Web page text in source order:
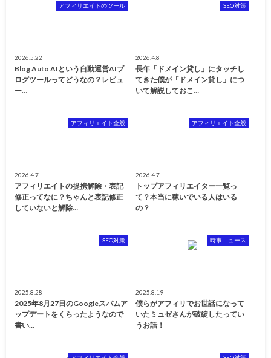
アフィリエイトのツール
2026.5.22
Blog Auto AIという自動運営AIブ
ログツールってどうなの？レビュ
ー…
SEO対策
2026.4.8
長年「ドメイン貸し」にタッチし
てきた僕が「ドメイン貸し」につ
いて解説しておこ…
アフィリエイト全般
2026.4.7
アフィリエイトの提携解除・表記
修正ってなに？ちゃんと表記修正
していないと解除…
アフィリエイト全般
2026.4.7
トップアフィリエイター一覧っ
て？本当に稼いでいる人はいる
の？
SEO対策
2025.8.28
2025年8月27日のGoogleスパムア
ップデートをくらったようなので
書い…
時事ニュース
2025.8.19
僕らがアフィリでお世話になって
いたミュゼさんが破綻したってい
うお話！